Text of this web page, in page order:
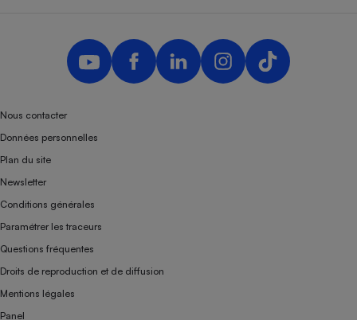
Nous contacter
Données personnelles
Plan du site
Newsletter
Conditions générales
Paramétrer les traceurs
Questions fréquentes
Droits de reproduction et de diffusion
Mentions légales
Panel